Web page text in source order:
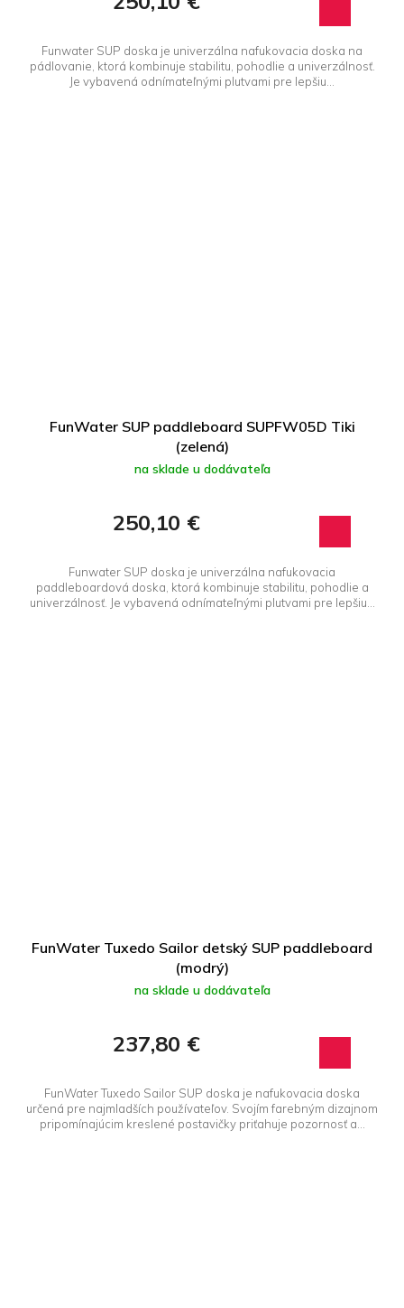
Funwater SUP doska je univerzálna nafukovacia doska na
pádlovanie, ktorá kombinuje stabilitu, pohodlie a univerzálnosť.
Je vybavená odnímateľnými plutvami pre lepšiu...
FunWater SUP paddleboard SUPFW05D Tiki
(zelená)
na sklade u dodávateľa
250,10 €
Funwater SUP doska je univerzálna nafukovacia
paddleboardová doska, ktorá kombinuje stabilitu, pohodlie a
univerzálnosť. Je vybavená odnímateľnými plutvami pre lepšiu...
FunWater Tuxedo Sailor detský SUP paddleboard
(modrý)
na sklade u dodávateľa
237,80 €
FunWater Tuxedo Sailor SUP doska je nafukovacia doska
určená pre najmladších používateľov. Svojím farebným dizajnom
pripomínajúcim kreslené postavičky priťahuje pozornosť a...